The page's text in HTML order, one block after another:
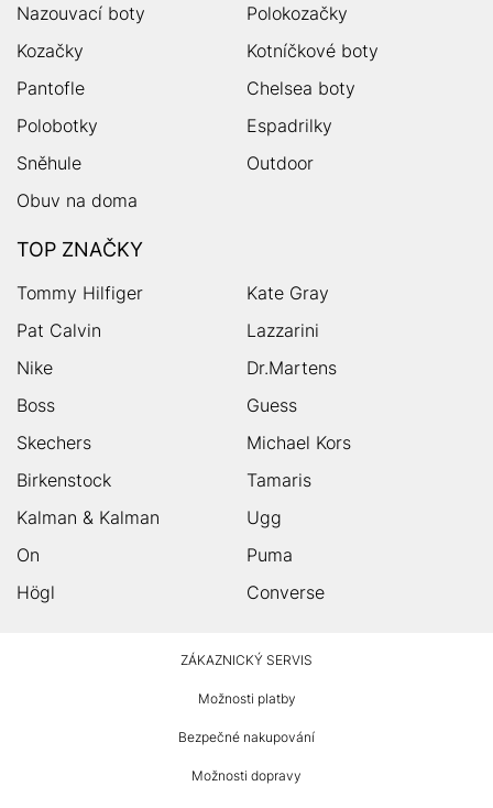
Nazouvací boty
Polokozačky
Kozačky
Kotníčkové boty
Pantofle
Chelsea boty
Polobotky
Espadrilky
Sněhule
Outdoor
Obuv na doma
TOP ZNAČKY
Tommy Hilfiger
Kate Gray
Pat Calvin
Lazzarini
Nike
Dr.Martens
Boss
Guess
Skechers
Michael Kors
Birkenstock
Tamaris
Kalman & Kalman
Ugg
On
Puma
Högl
Converse
ZÁKAZNICKÝ SERVIS
Možnosti platby
Bezpečné nakupování
Možnosti dopravy